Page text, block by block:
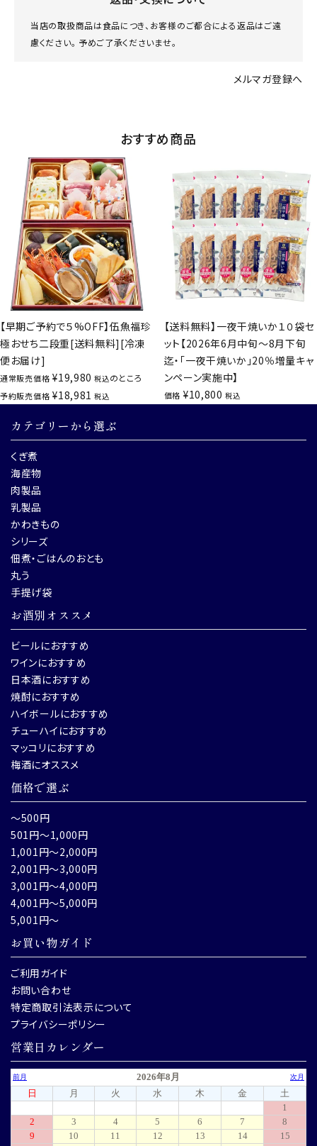
当店の取扱商品は食品につき、お客様のご都合による返品はご遠
慮ください。 予めご了承くださいませ。
メルマガ登録へ
おすすめ商品
【早期ご予約で５%OFF】伍魚福珍
極おせち二段重[送料無料][冷凍
便お届け]
通常販売価格 ¥19,980 税込のところ
予約販売価格 ¥18,981 税込
【送料無料】一夜干焼いか１０袋セ
ット【2026年6月中旬～8月下旬
迄・「一夜干焼いか」20％増量キャ
ンペーン実施中】
価格 ¥10,800 税込
カテゴリーから選ぶ
くぎ煮
海産物
肉製品
乳製品
かわきもの
シリーズ
佃煮・ごはんのおとも
丸う
手提げ袋
お酒別オススメ
ビールにおすすめ
ワインにおすすめ
日本酒におすすめ
焼酎におすすめ
ハイボールにおすすめ
チューハイにおすすめ
マッコリにおすすめ
梅酒にオススメ
価格で選ぶ
～500円
501円～1,000円
1,001円～2,000円
2,001円～3,000円
3,001円～4,000円
4,001円～5,000円
5,001円～
お買い物ガイド
ご利用ガイド
お問い合わせ
特定商取引法表示について
プライバシーポリシー
営業日カレンダー